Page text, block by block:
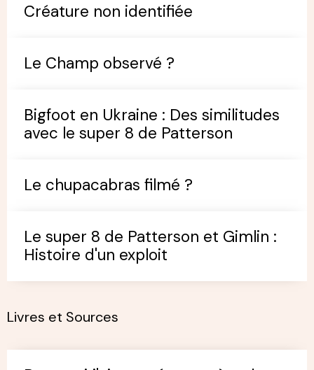
Créature non identifiée
Le Champ observé ?
Bigfoot en Ukraine : Des similitudes
avec le super 8 de Patterson
Le chupacabras filmé ?
Le super 8 de Patterson et Gimlin :
Histoire d'un exploit
Livres et Sources